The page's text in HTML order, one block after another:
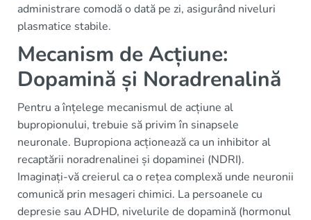
administrare comodă o dată pe zi, asigurând niveluri
plasmatice stabile.
Mecanism de Acțiune:
Dopamină și Noradrenalină
Pentru a înțelege mecanismul de acțiune al
bupropionului, trebuie să privim în sinapsele
neuronale. Bupropiona acționează ca un inhibitor al
recaptării noradrenalinei și dopaminei (NDRI).
Imaginați-vă creierul ca o rețea complexă unde neuronii
comunică prin mesageri chimici. La persoanele cu
depresie sau ADHD, nivelurile de dopamină (hormonul